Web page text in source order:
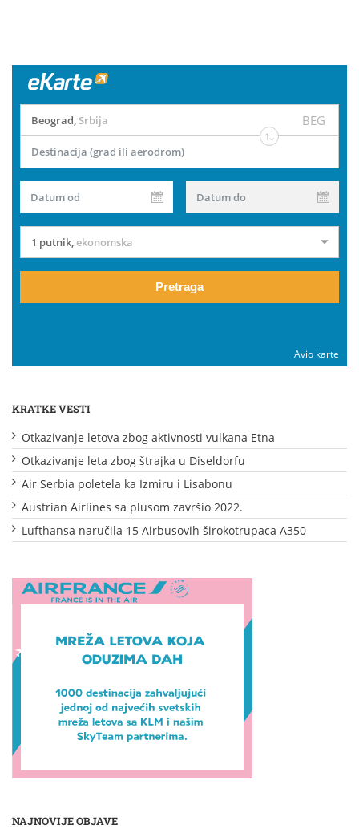
Beograd Srbija BEG
Destinacija (grad ili aerodrom)
Datum od Datum do
1 putnik ekonomska
Pretraga
Avio karte
KRATKE VESTI
Otkazivanje letova zbog aktivnosti vulkana Etna
Otkazivanje leta zbog štrajka u Diseldorfu
Air Serbia poletela ka Izmiru i Lisabonu
Austrian Airlines sa plusom završio 2022.
Lufthansa naručila 15 Airbusovih širokotrupaca A350
NAJNOVIJE OBJAVE